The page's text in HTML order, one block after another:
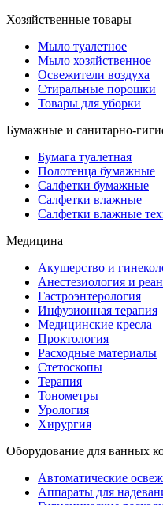
Хозяйственные товары
Мыло туалетное
Мыло хозяйственное
Освежители воздуха
Стиральные порошки
Товары для уборки
Бумажные и санитарно-
Бумага туалетная
Полотенца бумажные
Салфетки бумажные
Салфетки влажные
Салфетки влажные
Медицина
Акушерство и
Анестезиология и
Гастроэнтерология
Инфузионная терапия
Медицинские кресла
Проктология
Расходные материалы
Стетоскопы
Терапия
Тонометры
Урология
Хирургия
Оборудование для ванных
Автоматические
Аппараты для